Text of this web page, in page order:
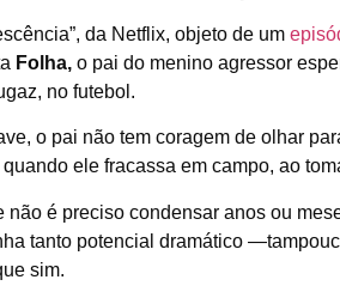
da Netflix, objeto de um
Folha, o pai do menino agressor
no futebol.
o pai não tem coragem de olhar
ele fracassa em campo, ao
não é preciso condensar anos ou
tanto potencial dramático
sim.